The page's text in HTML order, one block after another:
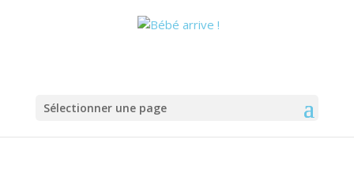
Sélectionner une page